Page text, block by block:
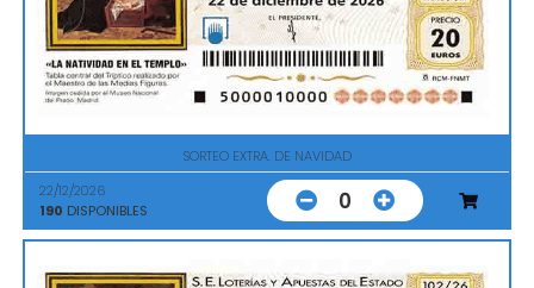
SORTEO EXTRA. DE NAVIDAD
22/12/2026
190 DISPONIBLES 0